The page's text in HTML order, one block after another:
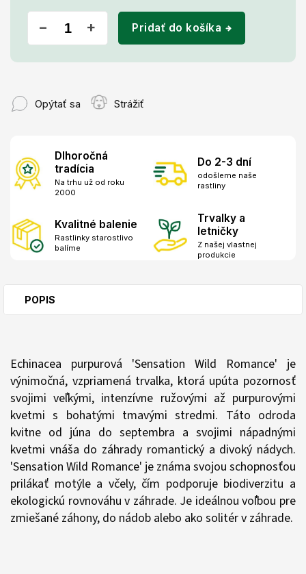
Jednotková
+
− Pridať do košíka
Opýtať sa Strážiť
Dlhoročná
tradícia
Na trhu už od roku
2000
Do 2-3 dní
odošleme naše
rastliny
Kvalitné balenie
Rastlinky starostlivo
balíme
Trvalky a
letničky
Z našej vlastnej
produkcie
POPIS
Echinacea purpurová 'Sensation Wild Romance' je
výnimočná, vzpriamená trvalka, ktorá upúta pozornosť
svojimi veľkými, intenzívne ružovými až purpurovými
kvetmi s bohatými tmavými stredmi. Táto odroda
kvitne od júna do septembra a svojimi nápadnými
kvetmi vnáša do záhrady romantický a divoký nádych.
'Sensation Wild Romance' je známa svojou schopnosťou
prilákať motýle a včely, čím podporuje biodiverzitu a
ekologickú rovnováhu v záhrade. Je ideálnou voľbou pre
zmiešané záhony, do nádob alebo ako solitér v záhrade.